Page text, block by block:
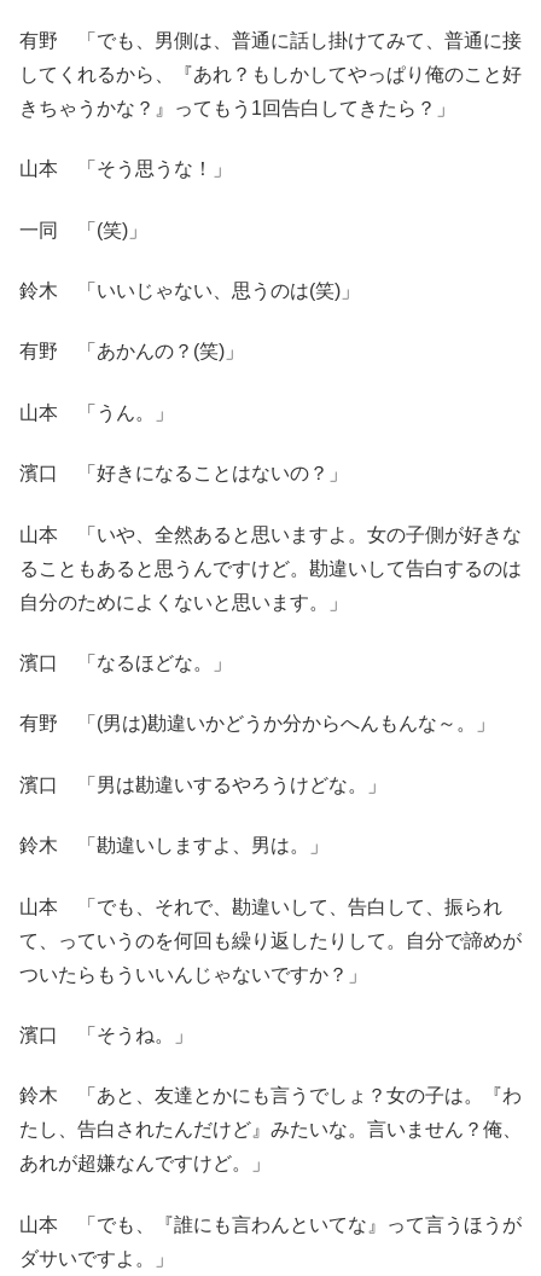
有野 「でも、男側は、普通に話し掛けてみて、普通に接
してくれるから、『あれ？もしかしてやっぱり俺のこと好
きちゃうかな？』ってもう1回告白してきたら？」
山本 「そう思うな！」
一同 「(笑)」
鈴木 「いいじゃない、思うのは(笑)」
有野 「あかんの？(笑)」
山本 「うん。」
濱口 「好きになることはないの？」
山本 「いや、全然あると思いますよ。女の子側が好きな
ることもあると思うんですけど。勘違いして告白するのは
自分のためによくないと思います。」
濱口 「なるほどな。」
有野 「(男は)勘違いかどうか分からへんもんな～。」
濱口 「男は勘違いするやろうけどな。」
鈴木 「勘違いしますよ、男は。」
山本 「でも、それで、勘違いして、告白して、振られ
て、っていうのを何回も繰り返したりして。自分で諦めが
ついたらもういいんじゃないですか？」
濱口 「そうね。」
鈴木 「あと、友達とかにも言うでしょ？女の子は。『わ
たし、告白されたんだけど』みたいな。言いません？俺、
あれが超嫌なんですけど。」
山本 「でも、『誰にも言わんといてな』って言うほうが
ダサいですよ。」